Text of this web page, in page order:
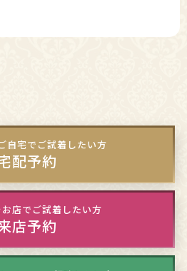
自宅でご試着したい方
配予約
店でご試着したい方
店予約